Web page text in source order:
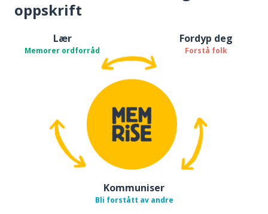
oppskrift
Lær
Memorer ordforråd
Fordyp deg
Forstå folk
Kommuniser
Bli forstått av andre